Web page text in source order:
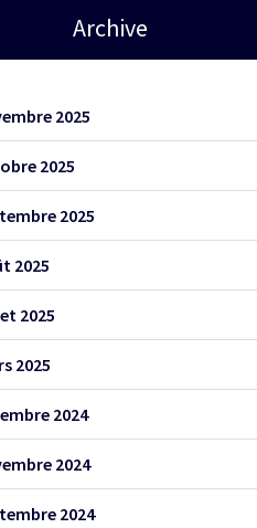
Archive
2025
2025
2025
2025
2025
2025
2024
2024
2024